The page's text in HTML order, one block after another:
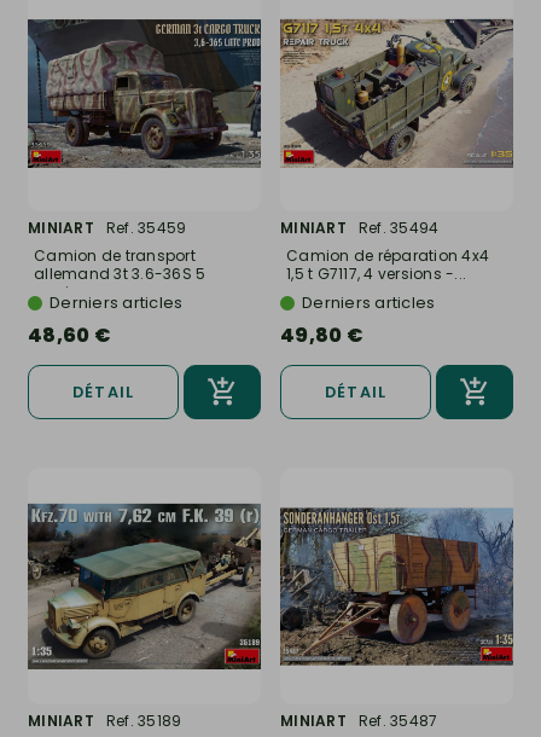
MINIART
Ref. 35459
Camion de transport
allemand 3t 3.6-36S 5
versions -...
Derniers articles
48,60 €
DÉTAIL
MINIART
Ref. 35494
Camion de réparation 4x4
1,5 t G7117, 4 versions -...
Derniers articles
49,80 €
DÉTAIL
MINIART
Ref. 35189
MINIART
Ref. 35487